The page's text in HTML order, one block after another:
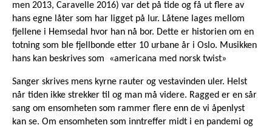
men 2013, Caravelle 2016) var det på tide og få ut flere av
hans egne låter som har ligget på lur. Låtene lages mellom
fjellene i Hemsedal hvor han nå bor. Dette er historien om en
totning som ble fjellbonde etter 10 urbane år i Oslo. Musikken
hans kan beskrives som «americana med norsk twist»
Sanger skrives mens kyrne rauter og vestavinden uler. Helst
når tiden ikke strekker til og man må videre. Ragged er en sår
sang om ensomheten som rammer flere enn de vi åpenlyst
kan se. Om ensomheten som inntreffer midt i en pandemi og